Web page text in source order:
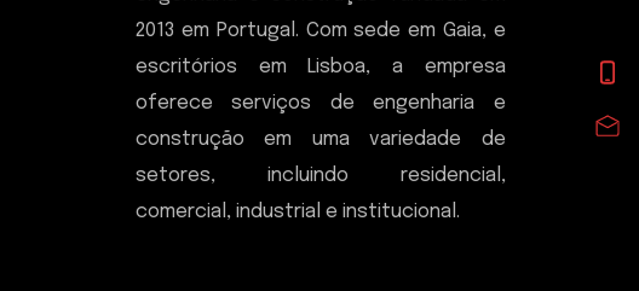
2013 em Portugal. Com sede em Gaia, e
escritórios em Lisboa, a empresa
oferece serviços de engenharia e
construção em uma variedade de
setores, incluindo residencial,
comercial, industrial e institucional.